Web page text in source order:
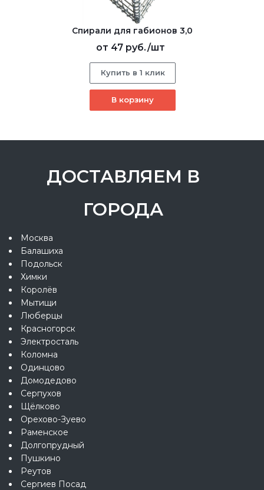
Спирали для габионов 3,0
от 47 руб./шт
Купить в 1 клик
В корзину
ДОСТАВЛЯЕМ В
ГОРОДА
Москва
Балашиха
Подольск
Химки
Королёв
Мытищи
Люберцы
Красногорск
Электросталь
Коломна
Одинцово
Домодедово
Серпухов
Щёлково
Орехово-Зуево
Раменское
Долгопрудный
Пушкино
Реутов
Сергиев Посад